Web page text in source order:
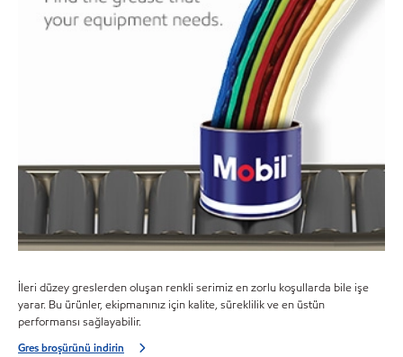
İleri düzey greslerden oluşan renkli serimiz en zorlu koşullarda bile işe
yarar. Bu ürünler, ekipmanınız için kalite, süreklilik ve en üstün
performansı sağlayabilir.
Gres broşürünü indirin